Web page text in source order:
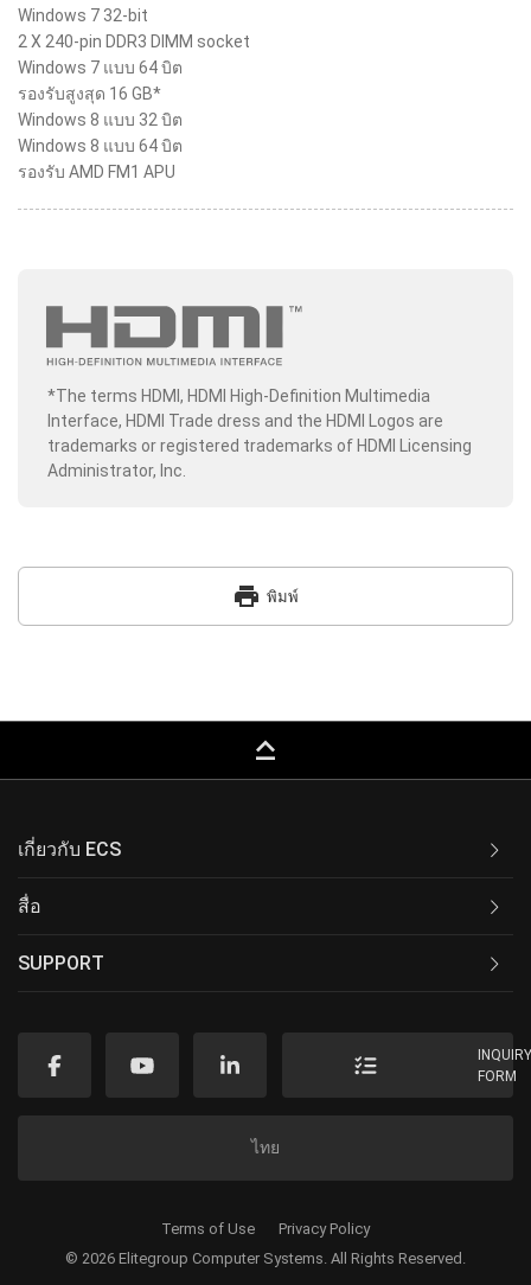
Windows 7 32-bit
2 X 240-pin DDR3 DIMM socket
Windows 7 แบบ 64 บิต
รองรับสูงสุด 16 GB*
Windows 8 แบบ 32 บิต
Windows 8 แบบ 64 บิต
รองรับ AMD FM1 APU
*The terms HDMI, HDMI High-Definition Multimedia
Interface, HDMI Trade dress and the HDMI Logos are
trademarks or registered trademarks of HDMI Licensing
Administrator, Inc.
print พิมพ์
keyboard_capslock
เกี่ยวกับ ECS
สื่อ
SUPPORT
FORM
ไทย
© 2026 Elitegroup Computer Systems. All Rights Reserved.
Terms of Use Privacy Policy